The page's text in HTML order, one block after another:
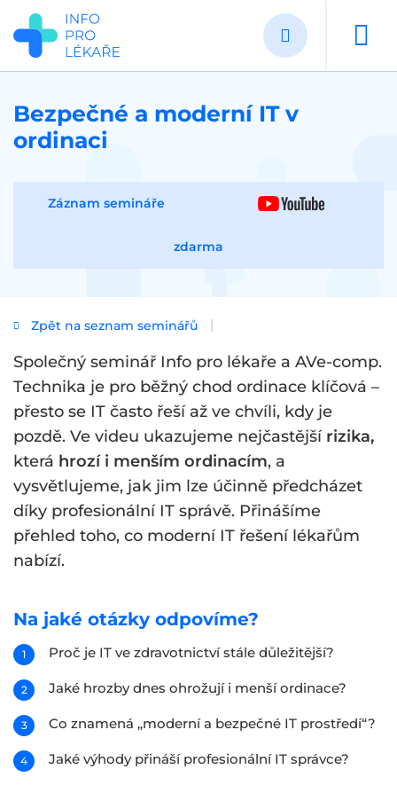
Přejít
hlavnímu
obsahu
Bezpečné a moderní IT v
ordinaci
Záznam semináře
zdarma
Zpět na seznam seminářů
Společný seminář Info pro lékaře a AVe-comp.
Technika je pro běžný chod ordinace klíčová –
přesto se IT často řeší až ve chvíli, kdy je
pozdě. Ve videu ukazujeme nejčastější rizika,
která hrozí i menším ordinacím, a
vysvětlujeme, jak jim lze účinně předcházet
díky profesionální IT správě. Přinášíme
přehled toho, co moderní IT řešení lékařům
nabízí.
Na jaké otázky odpovíme?
Proč je IT ve zdravotnictví stále důležitější?
Jaké hrozby dnes ohrožují i menší ordinace?
Co znamená „moderní a bezpečné IT prostředí“?
Jaké výhody přináší profesionální IT správce?